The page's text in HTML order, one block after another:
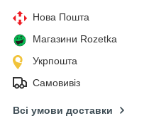
Нова Пошта
Магазини Rozetka
Укрпошта
Самовивіз
Всі умови доставки